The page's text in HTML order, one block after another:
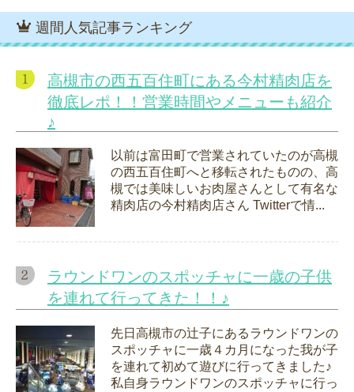
週間人気記事ランキング
高槻市の西五百住町にある今村精肉店を
徹底レポ！！営業時間やメニューも紹介
♪
以前は富田町で営業されていたのが高槻
の西五百住町へと移転されたものの、高
槻では美味しいお肉屋さんとして有名な
精肉店の今村精肉店さん Twitterで情...
ラウンドワンのスポッチャに一歳の子供
を連れて行ってきた！！♪
先日高槻市の辻子にあるラウンドワンの
スポッチャに一歳４カ月になった我が子
を連れて初めて遊びに行ってきました♪
私自身ラウンドワンのスポッチャに行っ